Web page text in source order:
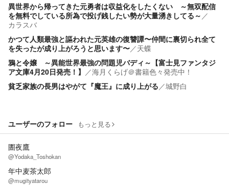
異世界から帰ってきた元勇者は収益化をしたくない ～無双配信
を無料でしている所為で投げ銭したい勢が大量湧きしてる～ ／
カラスバ
かつて人類最強と謳われた元英雄の復讐譚〜仲間に裏切られ全て
を失ったが成り上がろうと思います〜／天蝶
鴉と令嬢 ～異能世界最強の問題児バディ～【富士見ファンタジ
ア文庫4月20日発売！】 ／海月くらげ＠書籍色々発売中！
貧乏家族の長男はやがて『魔王』に成り上がる／城野白
ユーザーのフォロー もっと見る
圕夜鷹
@Yodaka_Toshokan
年中麦茶太郎
@mugityatarou